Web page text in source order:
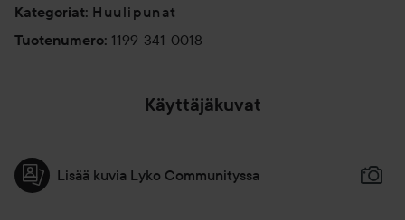
Kategoriat: Huulipunat
Tuotenumero: 1199-341-0018
Käyttäjäkuvat
Lisää kuvia Lyko Communityssa